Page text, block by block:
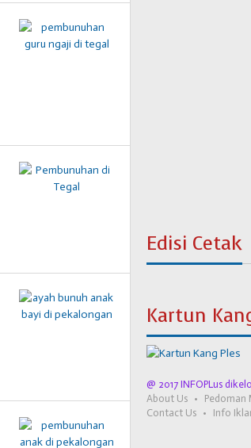
Edisi Cetak
Kartun
@ 2017 INFOPLus
About Us
Pedoman
Contact Us
Info